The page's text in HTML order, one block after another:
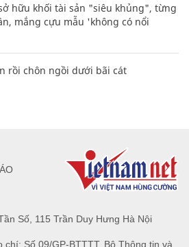
hữu khối tài sản "siêu khủng", từng
mắng cựu mẫu 'không có nổi
rồi chôn ngồi dưới bãi cát
Số, 115 Trần Duy Hưng Hà Nội
chí: Số 09/GP-BTTTT, Bộ Thông tin và